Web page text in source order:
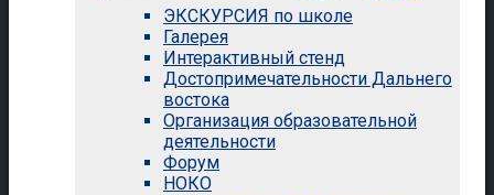
ЭКСКУРСИЯ по школе
Галерея
Интерактивный стенд
Достопримечательности Дальнего
востока
Организация образовательной
деятельности
Форум
НОКО